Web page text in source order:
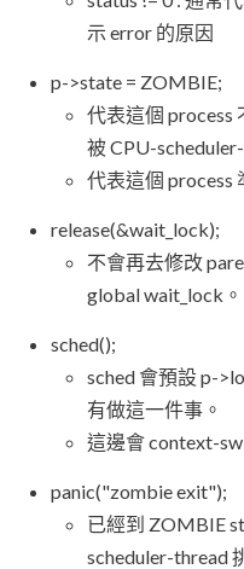
示 error 的原因
p->state = ZOMBIE;
代表這個 process
被 CPU-
代表這個 process
release(&wait_lock);
不會再去修改
global wait_lock。
sched();
sched 會預設 p-
有做這一件事。
這邊會 context-
panic("zombie exit");
已經到 ZOMBIE
scheduler-thread